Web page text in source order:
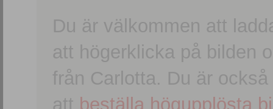
Du är välkommen att
att högerklicka på bilden
från Carlotta. Du är
att beställa högupplösta